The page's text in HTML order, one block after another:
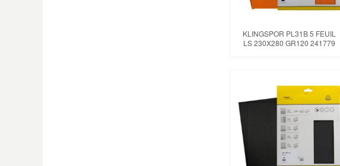
KLINGSPOR PL31B 5 FEUIL
LS 230X280 GR120 241779